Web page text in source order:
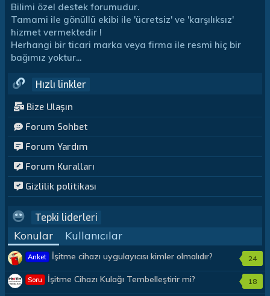
Bilimi özel destek forumudur.
Tamami ile gönüllü ekibi ile 'ücretsiz' ve 'karşılıksız'
hizmet vermektedir !
Herhangi bir ticari marka veya firma ile resmi hiç bir
bağımız yoktur...
Hızlı linkler
Bize Ulaşın
Forum Sohbet
Forum Yardım
Forum Kuralları
Gizlilik politikası
Tepki liderleri
Konular Kullanıcılar
Anket İşitme cihazı uygulayıcısı kimler olmalıdır? 24
Soru İşitme Cihazı Kulağı Tembelleştirir mi? 18